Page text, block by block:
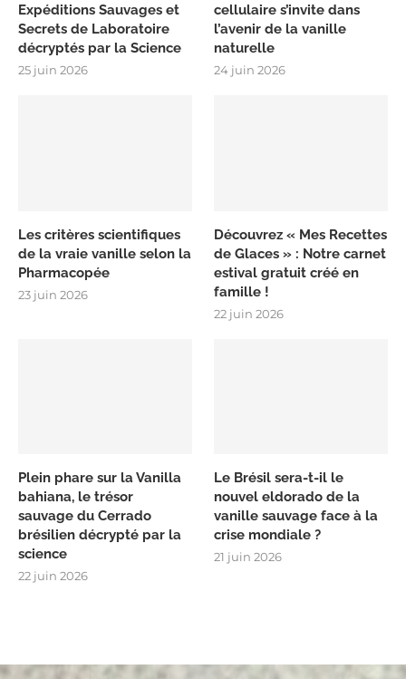
Expéditions Sauvages et
Secrets de Laboratoire
décryptés par la Science
25 juin 2026
cellulaire s’invite dans
l’avenir de la vanille
naturelle
24 juin 2026
Les critères scientifiques
de la vraie vanille selon la
Pharmacopée
23 juin 2026
Découvrez « Mes Recettes
de Glaces » : Notre carnet
estival gratuit créé en
famille !
22 juin 2026
Plein phare sur la Vanilla
bahiana, le trésor
sauvage du Cerrado
brésilien décrypté par la
science
22 juin 2026
Le Brésil sera-t-il le
nouvel eldorado de la
vanille sauvage face à la
crise mondiale ?
21 juin 2026